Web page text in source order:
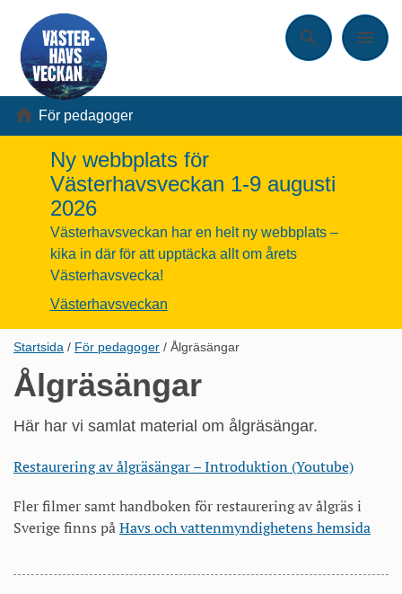
För pedagoger
Ny webbplats för
Västerhavsveckan 1-9 augusti
2026
Västerhavsveckan har en helt ny webbplats –
kika in där för att upptäcka allt om årets
Västerhavsvecka!
Västerhavsveckan
Länkstig,
du
är
sidan
Startsida För pedagoger Ålgräsängar
Ålgräsängar
Här har vi samlat material om ålgräsängar.
Restaurering av ålgräsängar – Introduktion (Youtube)
Fler filmer samt handboken för restaurering av ålgräs i
Sverige finns påHavs och vattenmyndighetens hemsida